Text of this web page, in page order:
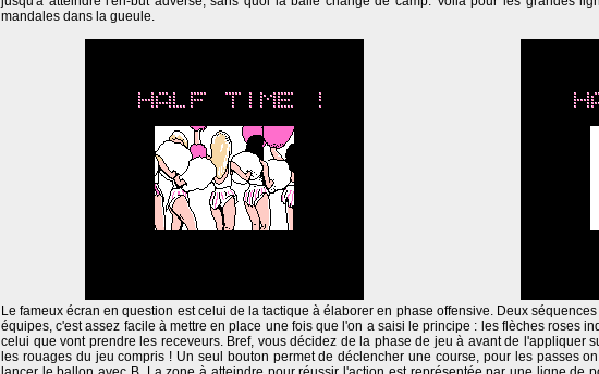
mandales dans la gueule.
Le fameux écran en question est celui de la tactique à élaborer en phase offensive. Deux
équipes, c'est assez facile à mettre en place une fois que l'on a saisi le principe : les flèches roses
celui que vont prendre les receveurs. Bref, vous décidez de la phase de jeu à avant de l'appliquer
les rouages du jeu compris ! Un seul bouton permet de déclencher une course, pour les passes